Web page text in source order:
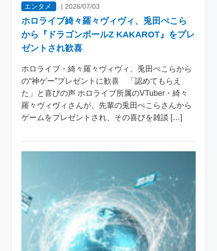
エンタメ | 2026/07/03
ホロライブ綺々羅々ヴィヴィ、兎田ぺこら
から『ドラゴンボールZ KAKAROT』をプレ
ゼントされ歓喜
ホロライブ・綺々羅々ヴィヴィ、兎田ぺこらから
の“神ゲー”プレゼントに歓喜 「認めてもらえ
た」と喜びの声 ホロライブ所属のVTuber・綺々
羅々ヴィヴィさんが、先輩の兎田ぺこらさんから
ゲームをプレゼントされ、その喜びを雑談 […]